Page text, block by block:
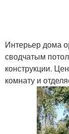
Интерьер дома
сводчатым
конструкции.
комнату и